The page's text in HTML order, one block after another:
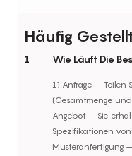
Häufig
1 Wie Läuft Die
1) Anfrage – Teilen
(Gesamtmenge
Angebot – Sie
Spezifikationen
Musteranfertigung